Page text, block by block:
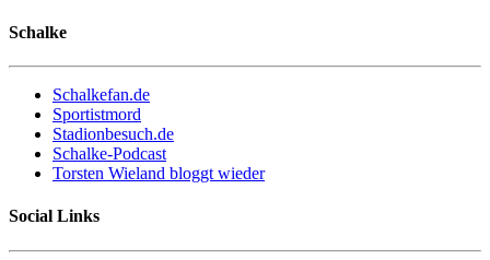
Schalke
Schalkefan.de
Sportistmord
Stadionbesuch.de
Schalke-Podcast
Torsten Wieland bloggt wieder
Social Links